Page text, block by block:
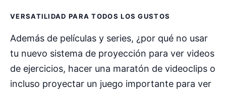
VERSATILIDAD PARA TODOS LOS GUSTOS
Además de películas y series, ¿por qué no usar
tu nuevo sistema de proyección para ver videos
de ejercicios, hacer una maratón de videoclips o
incluso proyectar un juego importante para ver